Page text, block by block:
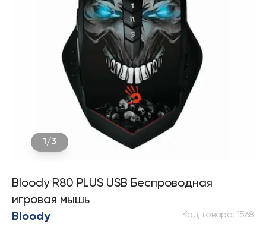
1 /3
Bloody R80 PLUS USB Беспроводная
игровая мышь
Bloody
Код товара: 1568